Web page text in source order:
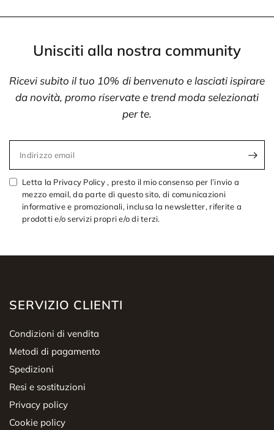
Unisciti alla nostra community
Ricevi subito il tuo 10% di benvenuto e lasciati ispirare
da novità, promo riservate e trend moda selezionati
per te.
Indirizzo email
Letta la Privacy Policy , presto il mio consenso per l’invio a
mezzo email, da parte di questo sito, di comunicazioni
informative e promozionali, inclusa la newsletter, riferite a
prodotti e/o servizi propri e/o di terzi.
SERVIZIO CLIENTI
Condizioni di vendita
Metodi di pagamento
Spedizioni
Resi e sostituzioni
Privacy policy
Cookie policy